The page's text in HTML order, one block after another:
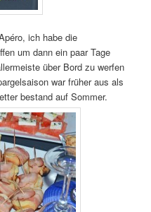
ich habe die
um dann ein paar Tage
über Bord zu werfen
war früher aus als
bestand auf Sommer.